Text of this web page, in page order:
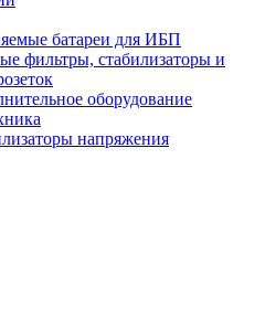
батареи для ИБП
фильтры, стабилизаторы и
оборудование
напряжения